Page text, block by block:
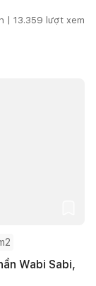
| 13.359 lượt xem
Wabi Sabi,